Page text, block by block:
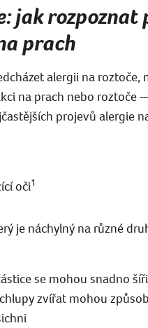
jak rozpoznat
prach
alergii na roztoče,
na prach nebo roztoče
projevů alergie
oči1
je náchylný na různé
se mohou snadno
zvířat mohou